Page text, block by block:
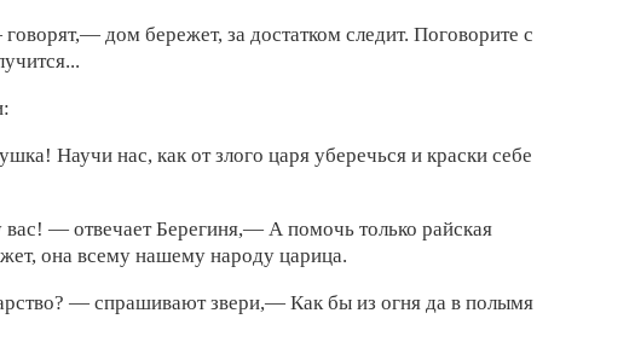
дом бережет, за достатком следит. Поговорите с
Научи нас, как отзлого царя уберечься и краски себе
вас! — отвечает Берегиня,— А помочь только райская
она всему нашему народу царица.
— спрашивают звери,— Как бы из огня да в полымя